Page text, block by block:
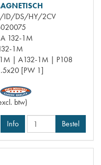
ID/DS/HY/2CV
A 132-1M
1M
| A132-1M | P108
[PW 1]
btw)
Info Bestel